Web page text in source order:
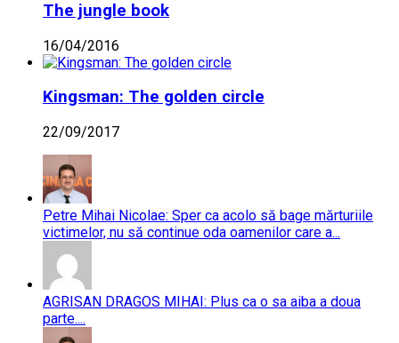
The jungle book
16/04/2016
Kingsman: The golden circle
22/09/2017
Petre Mihai Nicolae: Sper ca acolo să bage mărturiile
victimelor, nu să continue oda oamenilor care a...
AGRISAN DRAGOS MIHAI: Plus ca o sa aiba a doua
parte....